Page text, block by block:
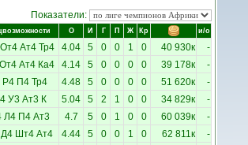
Показатели:
О И Г П Ж Кр и/о
От4 Ат4 Тр4 4.04 5 0 0 1 0 40 930к -
От4 Ат4 Ка4 4.14 5 0 0 0 0 39 178к -
Р4 П4 Тр4 4.48 5 0 0 0 0 51 620к -
У3 Ат3 К 5.04 5 2 1 0 0 34 829к -
Л4 П4 Ат3 4.7 5 0 1 0 0 60 039к -
Д4 Шт4 Ат4 4.44 5 0 0 1 0 62 811к -